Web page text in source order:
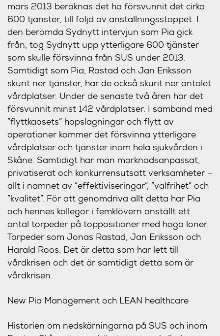
mars 2013 beräknas det ha försvunnit det cirka
600 tjänster, till följd av anställningsstoppet. I
den berömda Sydnytt intervjun som Pia gick
från, tog Sydnytt upp ytterligare 600 tjänster
som skulle försvinna från SUS under 2013.
Samtidigt som Pia, Rastad och Jan Eriksson
skurit ner tjänster, har de också skurit ner antalet
vårdplatser. Under de senaste två åren har det
försvunnit minst 142 vårdplatser. I samband med
”flyttkaosets” hopslagningar och flytt av
operationer kommer det försvinna ytterligare
vårdplatser och tjänster inom hela sjukvården i
Skåne. Samtidigt har man marknadsanpassat,
privatiserat och konkurrensutsatt verksamheter –
allt i namnet av ”effektiviseringar”, ”valfrihet” och
”kvalitet”. För att genomdriva allt detta har Pia
och hennes kollegor i femklövern anställt ett
antal torpeder på toppositioner med höga löner.
Torpeder som Jonas Rastad, Jan Eriksson och
Harald Roos. Det är detta som har lett till
vårdkrisen och det är samtidigt detta som är
vårdkrisen.
New Pia Management och LEAN healthcare
Historien om nedskärningarna på SUS och inom